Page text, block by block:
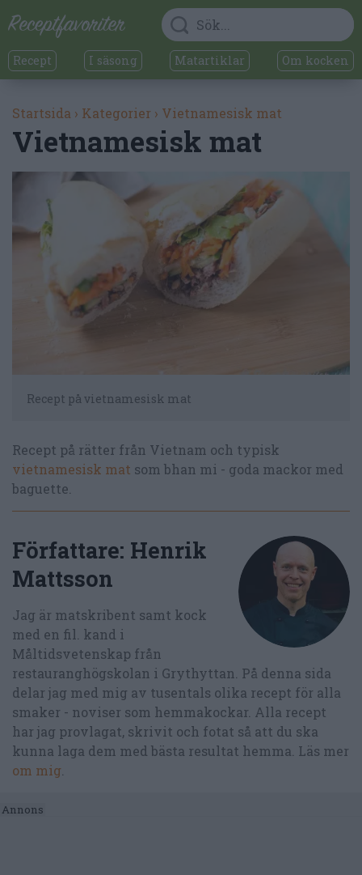
Recept I säsong Matartiklar Om kocken
Startsida › Kategorier › Vietnamesisk mat
Vietnamesisk mat
Recept på vietnamesisk mat
Recept på rätter från Vietnam och typisk
vietnamesisk mat som bhan mi - goda mackor med
baguette.
Författare: Henrik
Mattsson
Jag är matskribent samt kock
med en fil. kand i
Måltidsvetenskap från
restauranghögskolan i Grythyttan. På denna sida
delar jag med mig av tusentals olika recept för alla
smaker - noviser som hemmakockar. Alla recept
har jag provlagat, skrivit och fotat så att du ska
kunna laga dem med bästa resultat hemma. Läs mer
om mig